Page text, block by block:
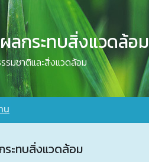
ลกระทบสิ่งแวดล้อม
รมชาติและสิ่งแวดล้อม
น
ระทบสิ่งแวดล้อม